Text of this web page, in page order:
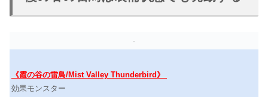
《霞の谷の雷鳥/Mist Valley Thunderbird》
効果モンスター